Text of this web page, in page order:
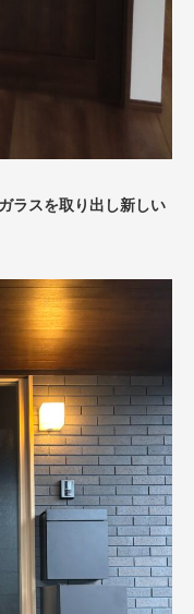
ラスを取り出し新しい